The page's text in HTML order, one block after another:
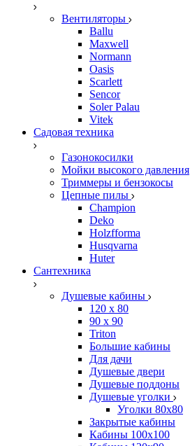
Вентиляторы
Ballu
Maxwell
Normann
Oasis
Scarlett
Sencor
Soler Palau
Vitek
Садовая техника
Газонокосилки
Мойки высокого давления
Триммеры и бензокосы
Цепные пилы
Champion
Deko
Holzfforma
Husqvarna
Huter
Сантехника
Душевые кабины
120 x 80
90 х 90
Triton
Большие кабины
Для дачи
Душевые двери
Душевые поддоны
Душевые уголки
Уголки 80х80
Закрытые кабины
Кабины 100x100